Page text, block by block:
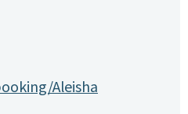
Aleisha